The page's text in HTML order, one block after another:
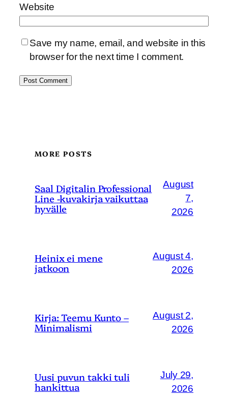
Website
Save my name, email, and website in this
browser for the next time I comment.
MORE POSTS
Saal Digitalin Professional
Line -kuvakirja vaikuttaa
hyvälle
August
7,
2026
Heinix ei mene
jatkoon
August 4,
2026
Kirja: Teemu Kunto –
Minimalismi
August 2,
2026
Uusi puvun takki tuli
hankittua
July 29,
2026